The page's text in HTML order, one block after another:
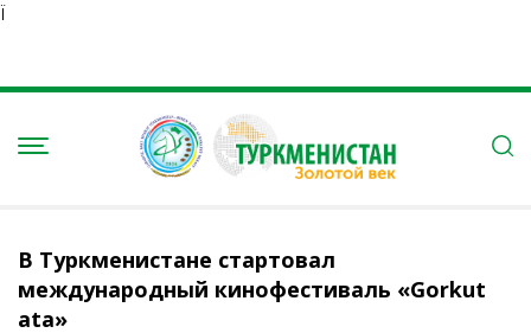
Ï
В Туркменистане стартовал
международный кинофестиваль «Gorkut
ata»